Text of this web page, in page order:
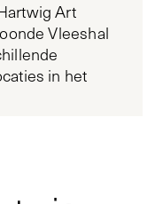
Art
Vleeshal
in het